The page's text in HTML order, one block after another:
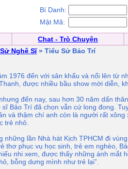
Bí Danh:
Mật Mã:
Chat - Trò Chuyện
Nghệ Sĩ» Tiểu Sử Bảo Trí
1976 đến với sân khấu và nổi lên từ
được nhiều bầu show mời diễn,
đến nay, sau hơn 30 năm dấn
sĩ Bảo Trí đã chọn vẫn cứ long đong.
và thậm chí anh còn là người rất
trẻ nhỏ.
những lần Nhà hát Kịch TPHCM đi
thơ phục vụ học sinh, trẻ em nghèo,
nhi xem, được thấy những ánh mắt
bỗng dưng mình như trẻ lại”.